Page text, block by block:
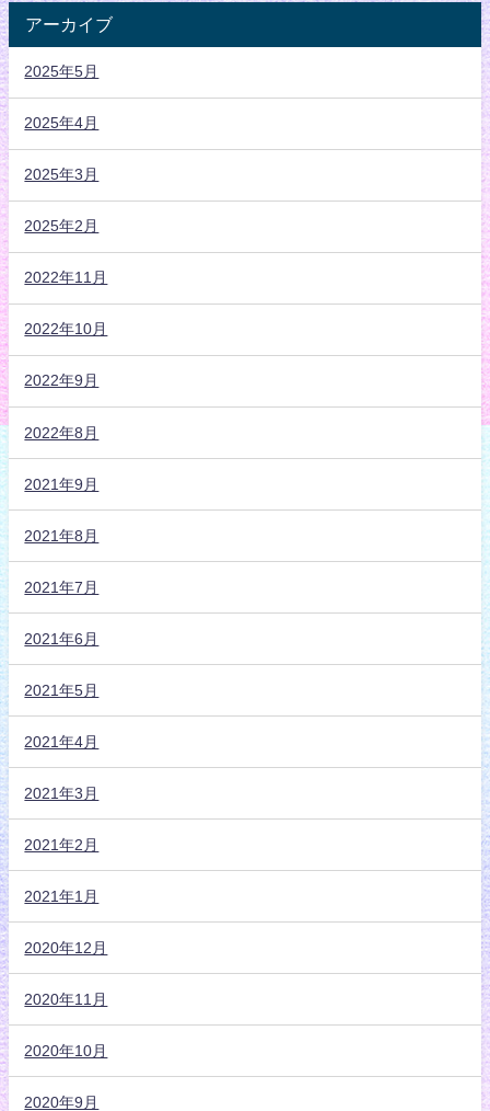
アーカイブ
2025年5月
2025年4月
2025年3月
2025年2月
2022年11月
2022年10月
2022年9月
2022年8月
2021年9月
2021年8月
2021年7月
2021年6月
2021年5月
2021年4月
2021年3月
2021年2月
2021年1月
2020年12月
2020年11月
2020年10月
2020年9月